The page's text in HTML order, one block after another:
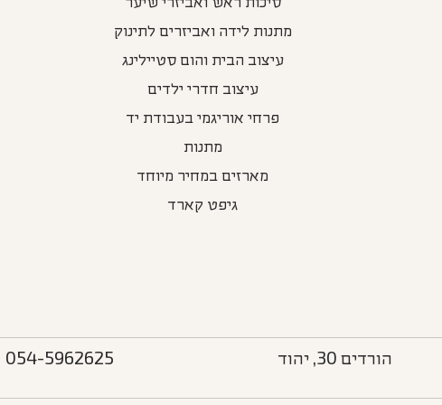
סיכות ראש ואביזרי שיער
מתנות לידה ואביזרים לתינוק
עיצוב הבית והום סטיילינג
עיצוב חדרי ילדים
פרחי אוריגמי בעבודת יד
מתנות
מארזים במחיר מיוחד
גיפט קארד
הורדים 30, יהוד
054-5962625